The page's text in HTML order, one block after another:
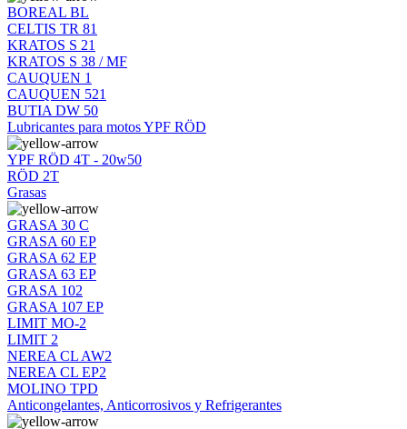
BOREAL BL
CELTIS TR 81
KRATOS S 21
KRATOS S 38 / MF
CAUQUEN 1
CAUQUEN 521
BUTIA DW 50
Lubricantes para motos YPF RÖD
YPF RÖD 4T - 20w50
RÖD 2T
Grasas
GRASA 30 C
GRASA 60 EP
GRASA 62 EP
GRASA 63 EP
GRASA 102
GRASA 107 EP
LIMIT MO-2
LIMIT 2
NEREA CL AW2
NEREA CL EP2
MOLINO TPD
Anticongelantes, Anticorrosivos y Refrigerantes